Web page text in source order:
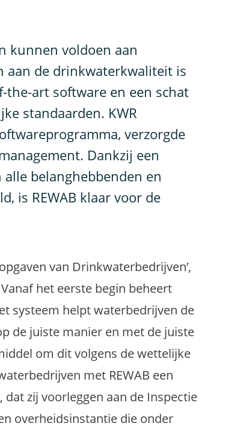
kunnen voldoen aan
aan de drinkwaterkwaliteit is
art software en een schat
standaarden. KWR
verzorgde
Dankzij een
belanghebbenden en
is REWAB klaar voor de
van Drinkwaterbedrijven’,
het eerste begin beheert
systeem helpt waterbedrijven de
de juiste manier en met de juiste
om dit volgens de wettelijke
met REWAB een
zij voorleggen aan de Inspectie
overheidsinstantie die onder